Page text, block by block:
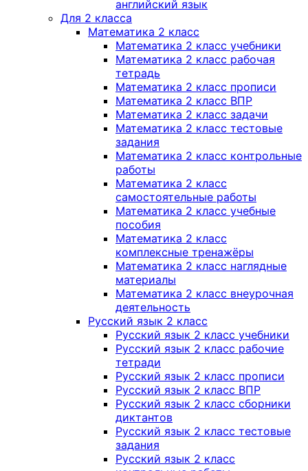
английский язык
Для 2 класса
Математика 2 класс
Математика 2 класс учебники
Математика 2 класс рабочая
тетрадь
Математика 2 класс прописи
Математика 2 класс ВПР
Математика 2 класс задачи
Математика 2 класс тестовые
задания
Математика 2 класс контрольные
работы
Математика 2 класс
самостоятельные работы
Математика 2 класс учебные
пособия
Математика 2 класс
комплексные тренажёры
Математика 2 класс наглядные
материалы
Математика 2 класс внеурочная
деятельность
Русский язык 2 класс
Русский язык 2 класс учебники
Русский язык 2 класс рабочие
тетради
Русский язык 2 класс прописи
Русский язык 2 класс ВПР
Русский язык 2 класс сборники
диктантов
Русский язык 2 класс тестовые
задания
Русский язык 2 класс